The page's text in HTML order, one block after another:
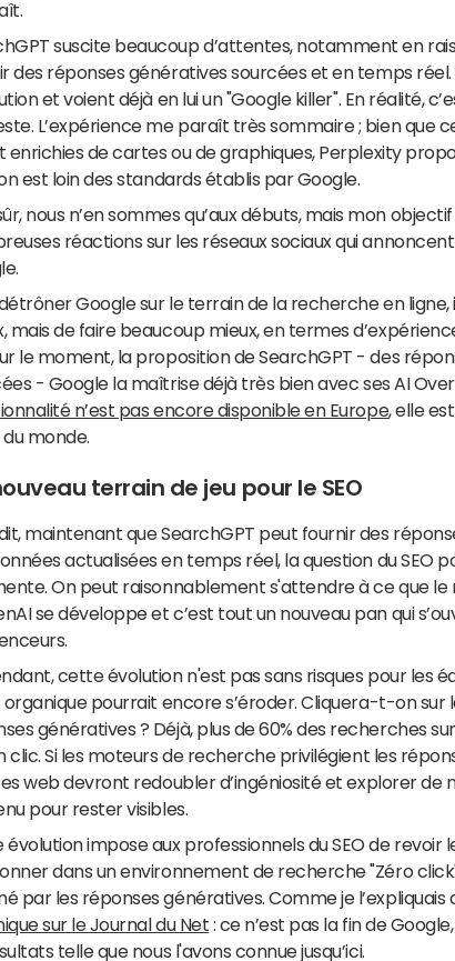
suscite beaucoup d’attentes, notamment en
des réponses génératives sourcées et en temps
et voient déjà en lui un "Google killer". En réalité,
L’expérience me paraît très sommaire ; bien que
enrichies de cartes ou de graphiques, Perplexity
est loin des standards établis par Google.
nous n’en sommes qu’aux débuts, mais mon
réactions sur les réseaux sociaux qui
Google sur le terrain de la recherche en ligne,
mais de faire beaucoup mieux, en termes
le moment, la proposition de SearchGPT - des
- Google la maîtrise déjà très bien avec ses AI
n’est pas encore disponible en Europe, elle
monde.
terrain de jeu pour le SEO
maintenant que SearchGPT peut fournir des
actualisées en temps réel, la question du SEO
On peut raisonnablement s'attendre à ce que
se développe et c’est tout un nouveau pan qui
cette évolution n'est pas sans risques pour les
pourrait encore s’éroder. Cliquera-t-on sur
génératives ? Déjà, plus de 60% des recherches
clic. Si les moteurs de recherche privilégient les
web devront redoubler d’ingéniosité et explorer de
pour rester visibles.
évolution impose aux professionnels du SEO de revoir
dans un environnement de recherche "Zéro
par les réponses génératives. Comme je l’expliquais
sur le Journal du Net : ce n’est pas la fin de
telle que nous l'avons connue jusqu’ici.